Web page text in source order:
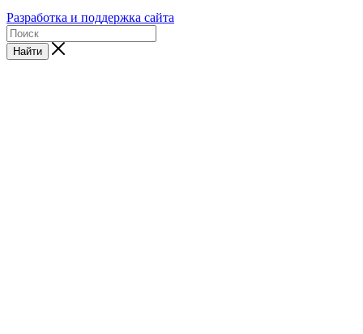
Разработка и поддержка сайта
Найти